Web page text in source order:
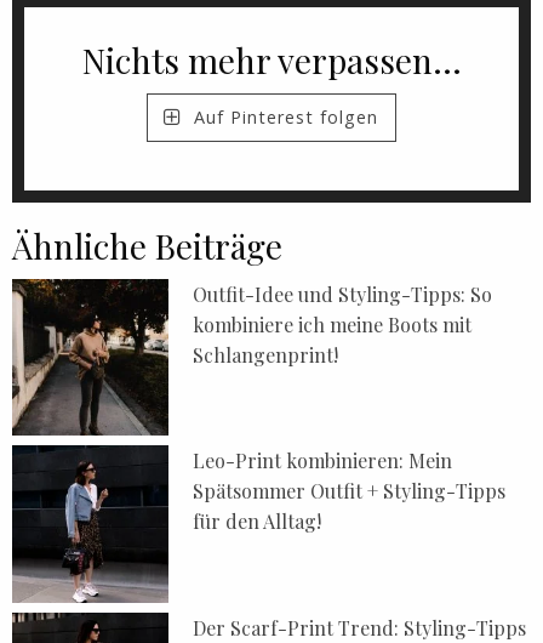
Nichts mehr verpassen...
Auf Pinterest folgen
Ähnliche Beiträge
Outfit-Idee und Styling-Tipps: So
kombiniere ich meine Boots mit
Schlangenprint!
Leo-Print kombinieren: Mein
Spätsommer Outfit + Styling-Tipps
für den Alltag!
Der Scarf-Print Trend: Styling-Tipps